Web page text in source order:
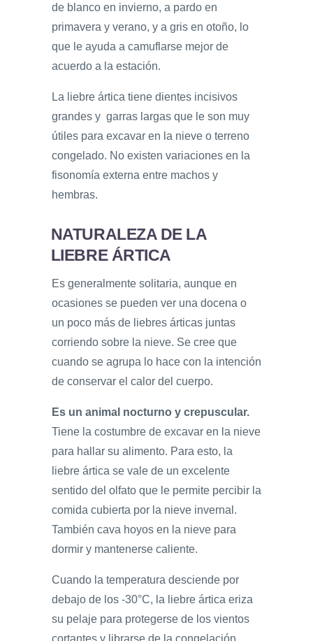
de blanco en invierno, a pardo en
primavera y verano, y a gris en otoño, lo
que le ayuda a camuflarse mejor de
acuerdo a la estación.
La liebre ártica tiene dientes incisivos
grandes y garras largas que le son muy
útiles para excavar en la nieve o terreno
congelado. No existen variaciones en la
fisonomía externa entre machos y
hembras.
NATURALEZA DE LA
LIEBRE ÁRTICA
Es generalmente solitaria, aunque en
ocasiones se pueden ver una docena o
un poco más de liebres árticas juntas
corriendo sobre la nieve. Se cree que
cuando se agrupa lo hace con la intención
de conservar el calor del cuerpo.
Es un animal nocturno y crepuscular.
Tiene la costumbre de excavar en la nieve
para hallar su alimento. Para esto, la
liebre ártica se vale de un excelente
sentido del olfato que le permite percibir la
comida cubierta por la nieve invernal.
También cava hoyos en la nieve para
dormir y mantenerse caliente.
Cuando la temperatura desciende por
debajo de los -30°C, la liebre ártica eriza
su pelaje para protegerse de los vientos
cortantes y librarse de la congelación.